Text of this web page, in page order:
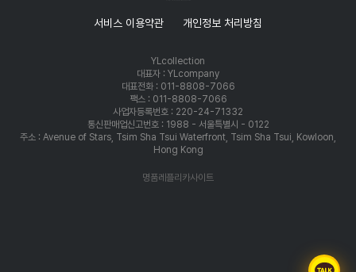
서비스 이용약관 개인정보 처리방침
YLcollection
대표자 : YLcompany
대표전화 : 011-8808-7066
팩스 : 011-8808-7066
사업자등록번호 : 220-24-71332
통신판매업신고번호 : 1988 - 서울특별시 - 0122
주소 : Avenue of Stars, Tsim Sha Tsui Waterfront, Tsim Sha Tsui, Kowloon,
Hong Kong
명품레플리카사이트